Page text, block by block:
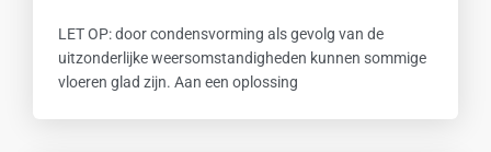
LET OP: door condensvorming als gevolg van de
uitzonderlijke weersomstandigheden kunnen sommige
vloeren glad zijn. Aan een oplossing